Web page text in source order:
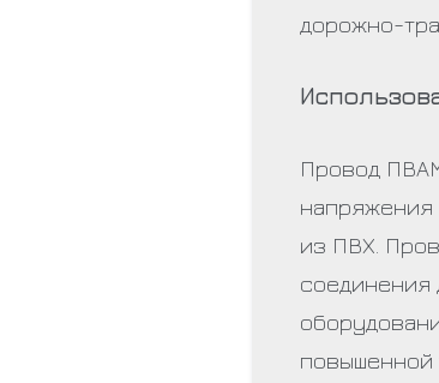
дорожно-
Провод
напряжения
из ПВХ.
соединения
повышенной